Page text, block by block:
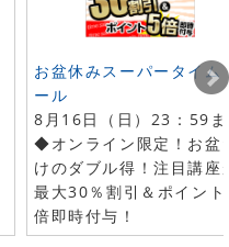
お盆休みスーパータイム
ール
8月16日（日）23：59
◆オンライン限定！お盆
けのダブル得！注目講座
最大30％割引＆ポイン
倍即時付与！